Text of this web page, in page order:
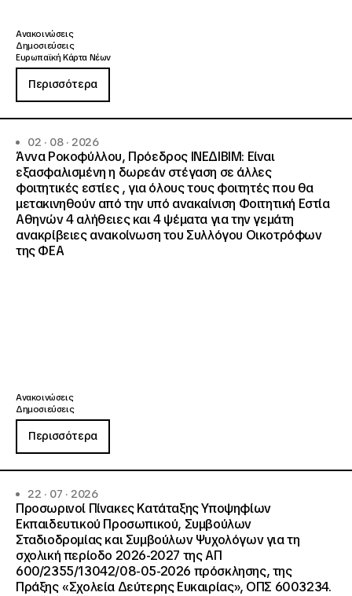
Ανακοινώσεις
Δημοσιεύσεις
Ευρωπαϊκή Κάρτα Νέων
Περισσότερα
02 · 08 · 2026
Άννα Ροκοφύλλου, Πρόεδρος ΙΝΕΔΙΒΙΜ: Είναι
εξασφαλισμένη η δωρεάν στέγαση σε άλλες
φοιτητικές εστίες , για όλους τους φοιτητές που θα
μετακινηθούν από την υπό ανακαίνιση Φοιτητική Εστία
Αθηνών 4 αλήθειες και 4 ψέματα για την γεμάτη
ανακρίβειες ανακοίνωση του Συλλόγου Οικοτρόφων
της ΦΕΑ
Ανακοινώσεις
Δημοσιεύσεις
Περισσότερα
22 · 07 · 2026
Προσωρινοί Πίνακες Κατάταξης Υποψηφίων
Εκπαιδευτικού Προσωπικού, Συμβούλων
Σταδιοδρομίας και Συμβούλων Ψυχολόγων για τη
σχολική περίοδο 2026-2027 της ΑΠ
600/2355/13042/08-05-2026 πρόσκλησης, της
Πράξης «Σχολεία Δεύτερης Ευκαιρίας», ΟΠΣ 6003234.